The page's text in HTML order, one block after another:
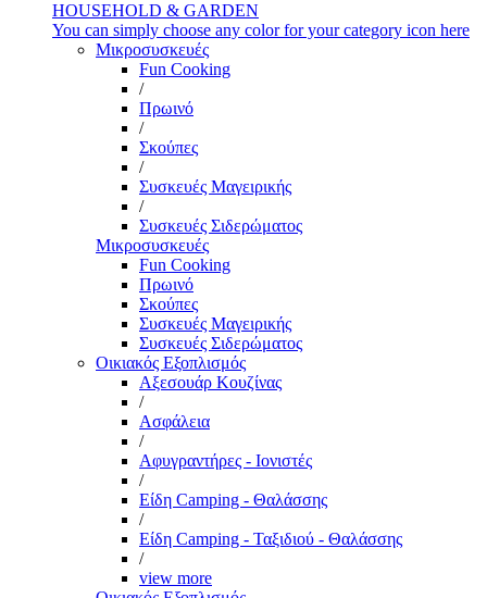
HOUSEHOLD & GARDEN
You can simply choose any color for your category icon here
Μικροσυσκευές
Fun Cooking
/
Πρωινό
/
Σκούπες
/
Συσκευές Μαγειρικής
/
Συσκευές Σιδερώματος
Μικροσυσκευές
Fun Cooking
Πρωινό
Σκούπες
Συσκευές Μαγειρικής
Συσκευές Σιδερώματος
Οικιακός Εξοπλισμός
Αξεσουάρ Κουζίνας
/
Ασφάλεια
/
Αφυγραντήρες - Ιονιστές
/
Είδη Camping - Θαλάσσης
/
Είδη Camping - Ταξιδιού - Θαλάσσης
/
view more